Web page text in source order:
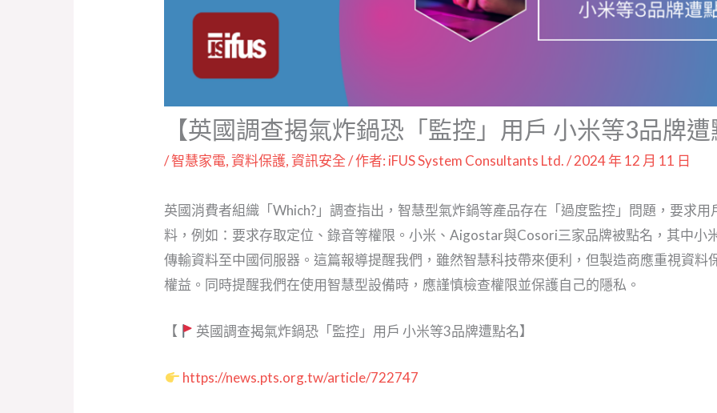
【英國調查揭氣炸鍋恐「監控」用戶 小米等3品牌
/智慧家電,資料保護,資訊安全/ 作者: iFUS System Consultants Ltd./2024 年 12 月 11 日
英國消費者組織「Which?」調查指出，智慧型氣炸鍋等產品存在「過度監控」問題，要求
料，例如：要求存取定位、錄音等權限。小米、Aigostar與Cosori三家品牌被點名，其中小
傳輸資料至中國伺服器。這篇報導提醒我們，雖然智慧科技帶來便利，但製造商應重視資料
權益。同時提醒我們在使用智慧型設備時，應謹慎檢查權限並保護自己的隱私。
【 英國調查揭氣炸鍋恐「監控」用戶 小米等3品牌遭點名】
https://news.pts.org.tw/article/722747